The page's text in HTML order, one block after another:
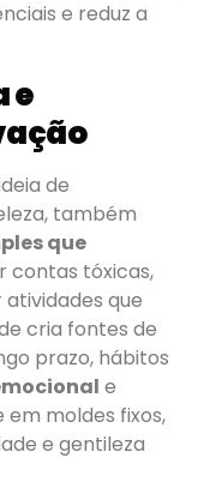
e reduz a
e
de
também
que
contas tóxicas,
que
cria fontes de
prazo, hábitos
e
moldes fixos,
e gentileza